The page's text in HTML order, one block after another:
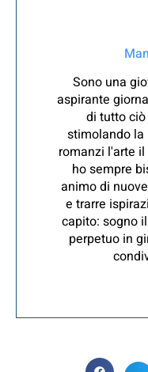
Sono una
aspirante
di tutto
stimolando la
romanzi l'arte
ho sempre
animo di
e trarre
capito: sogno
perpetuo in